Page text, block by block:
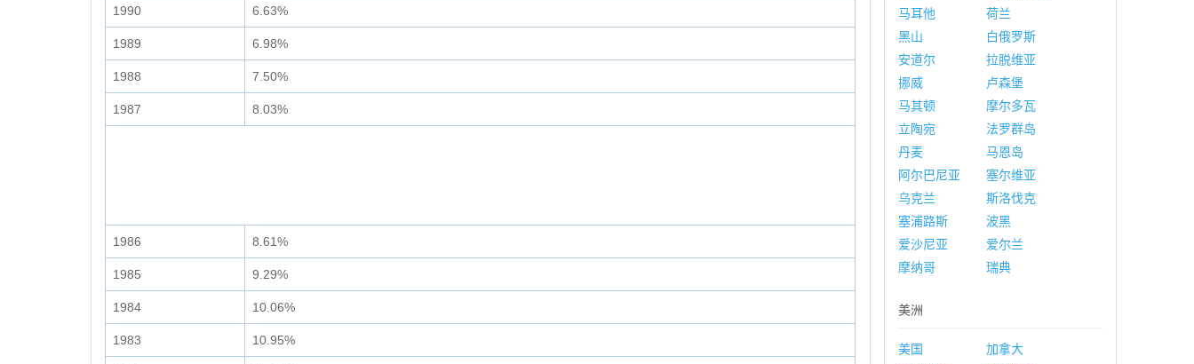
1990 6.63%
1989 6.98%
1988 7.50%
1987 8.03%
1986 8.61%
1985 9.29%
1984 10.06%
1983 10.95%
马耳他
荷兰
黑山
白俄罗斯
安道尔
拉脱维亚
挪威
卢森堡
马其顿
摩尔多瓦
立陶宛
法罗群岛
丹麦
马恩岛
阿尔巴尼亚
塞尔维亚
乌克兰
斯洛伐克
塞浦路斯
波黑
爱沙尼亚
爱尔兰
摩纳哥
瑞典
美洲
美国
加拿大